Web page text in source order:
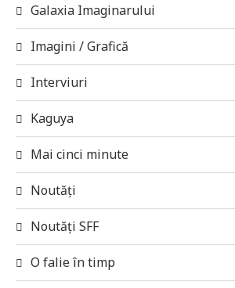
Galaxia Imaginarului
Imagini / Grafică
Interviuri
Kaguya
Mai cinci minute
Noutăți
Noutăți SFF
O falie în timp